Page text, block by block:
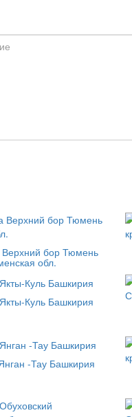
Верхний бор Тюмень
обл.
Куль Башкирия
-Тау Башкирия